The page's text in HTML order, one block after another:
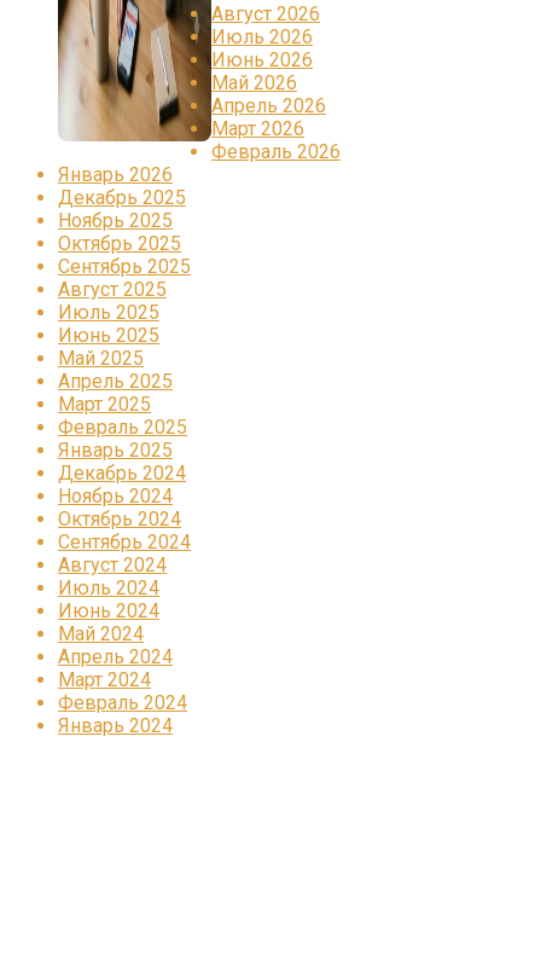
Август 2026
Июль 2026
Июнь 2026
Май 2026
Апрель 2026
Март 2026
Февраль 2026
Январь 2026
Декабрь 2025
Ноябрь 2025
Октябрь 2025
Сентябрь 2025
Август 2025
Июль 2025
Июнь 2025
Май 2025
Апрель 2025
Март 2025
Февраль 2025
Январь 2025
Декабрь 2024
Ноябрь 2024
Октябрь 2024
Сентябрь 2024
Август 2024
Июль 2024
Июнь 2024
Май 2024
Апрель 2024
Март 2024
Февраль 2024
Январь 2024